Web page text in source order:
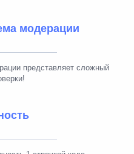
модерации
представляет сложный